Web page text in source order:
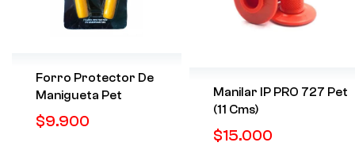
Forro Protector De
Manigueta Pet
$9.900
Manilar IP PRO 727 Pet
(11 Cms)
$15.000